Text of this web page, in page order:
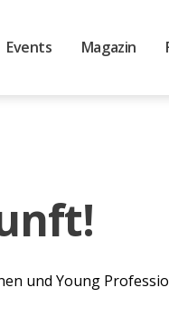
Events Magazin
und Young